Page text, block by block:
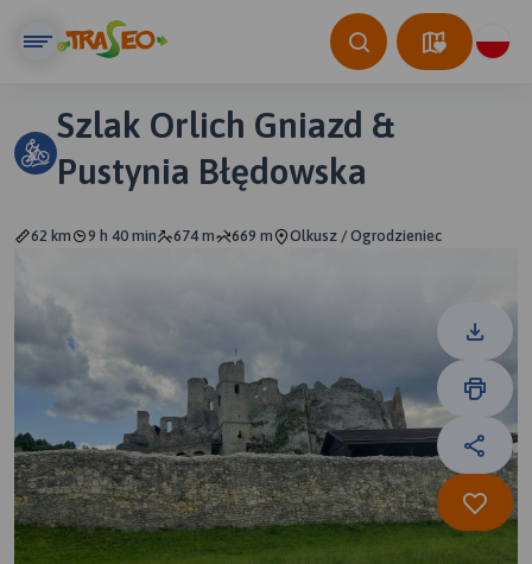
Szlak Orlich Gniazd &
Pustynia Błędowska
62 km 9 h 40 min 674 m 669 m Olkusz / Ogrodzieniec